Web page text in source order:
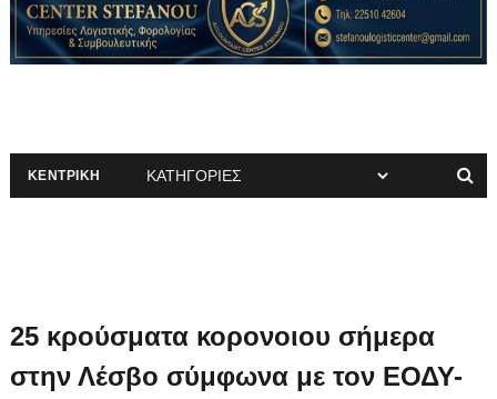
ΚΕΝΤΡΙΚΗ
25 κρούσματα κορονοιου σήμερα
στην Λέσβο σύμφωνα με τον ΕΟΔΥ-